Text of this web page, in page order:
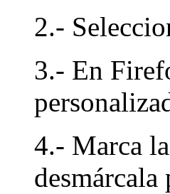
2.-
3.- En
4.- Marca
desmárcala